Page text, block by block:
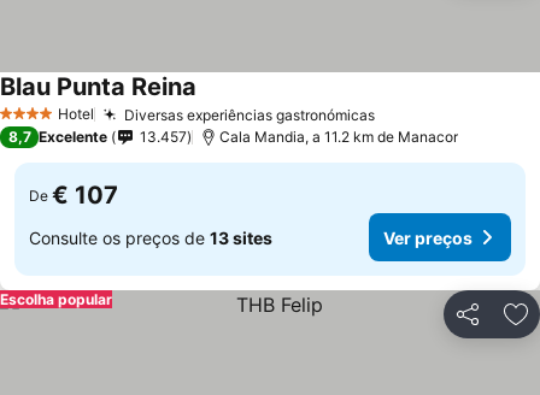
4 EstrelasHotel Diversas experiências gastronómicas
Blau Punta Reina
8,7 Excelente 13.457 Cala Mandia, a 11.2 km de Manacor
De € 107
Consulte os preços de 13 sites Ver preços
Partilhar
Escolha popular